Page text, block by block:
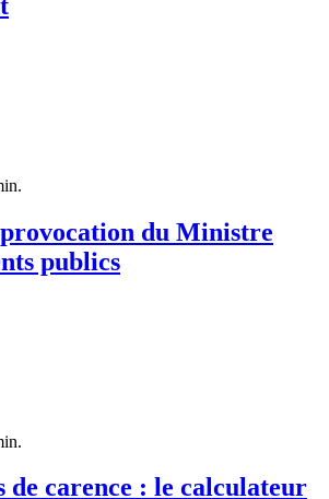
du Ministre
publics
de carence : le calculateur